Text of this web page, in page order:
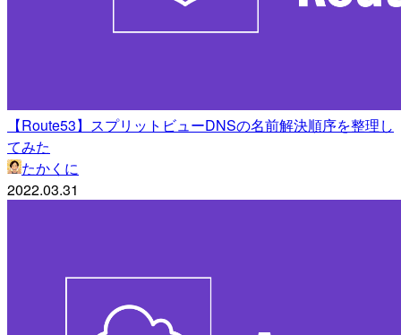
【Route53】スプリットビューDNSの名前解決順序を整理し
てみた
たかくに
2022.03.31